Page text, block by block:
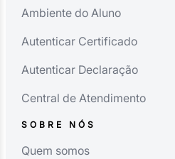
Ambiente do Aluno
Autenticar Certificado
Autenticar Declaração
Central de Atendimento
SOBRE NÓS
Quem somos